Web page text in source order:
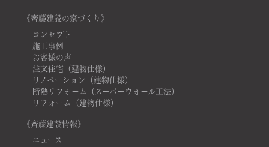
《齊藤建設の家づくり》
コンセプト
施工事例
お客様の声
注文住宅（建物仕様）
リノベーション（建物仕様）
断熱リフォーム（スーパーウォール工法）
リフォーム（建物仕様）
《齊藤建設情報》
ニュース